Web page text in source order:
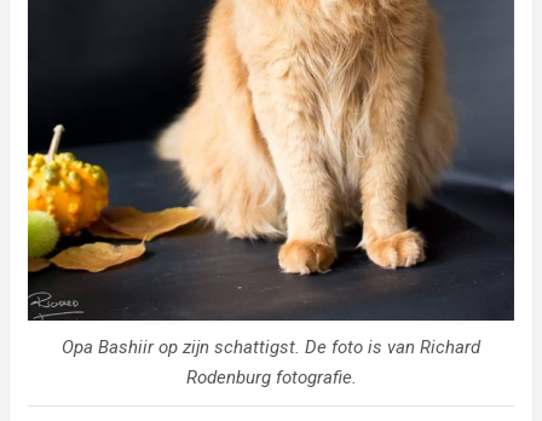
Opa Bashiir op zijn schattigst. De foto is van Richard
Rodenburg fotografie.